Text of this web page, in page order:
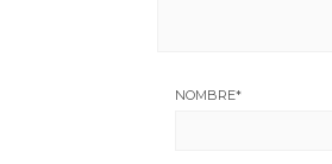
NOMBRE*